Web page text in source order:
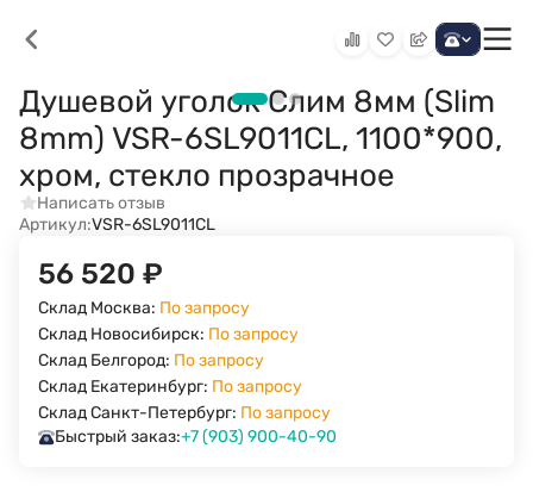
Душевой уголок Слим 8мм (Slim
8mm) VSR-6SL9011CL, 1100*900,
хром, стекло прозрачное
Написать отзыв
Артикул:VSR-6SL9011CL
56 520 ₽
Склад Москва: По запросу
Склад Новосибирск: По запросу
Склад Белгород: По запросу
Склад Екатеринбург: По запросу
Склад Санкт-Петербург: По запросу
Быстрый заказ:+7 (903) 900-40-90